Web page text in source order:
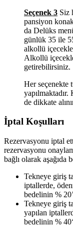
Seçenek 3 Siz
pansiyon
da Delüks
günlük 35 ile
alkollü
Alkollü
getirebilirsiniz.
Her seçenekte
yapılmaktadır.
de dikkate
İptal Koşulları
Rezervasyonu iptal
rezervasyonu
bağlı olarak aşağıda
Tekneye giriş
iptallerde,
bedelinin %
Tekneye giriş
yapılan
bedelinin %